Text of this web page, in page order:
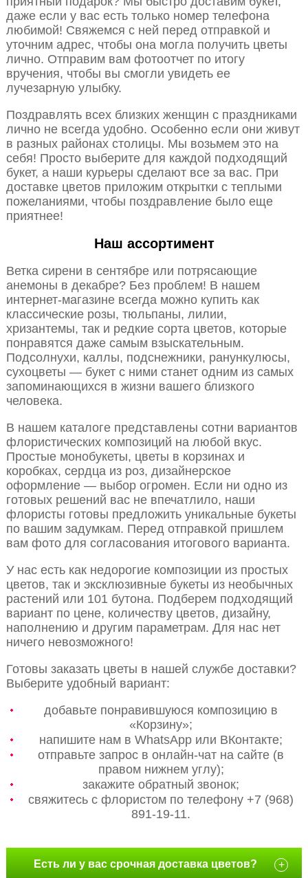
даже если у вас есть только номер телефона
любимой! Свяжемся с ней перед отправкой и
уточним адрес, чтобы она могла получить цветы
лично. Отправим вам фотоотчет по итогу
вручения, чтобы вы смогли увидеть ее
лучезарную улыбку.
Поздравлять всех близких женщин с праздниками
лично не всегда удобно. Особенно если они живут
в разных районах столицы. Мы возьмем это на
себя! Просто выберите для каждой подходящий
букет, а наши курьеры сделают все за вас. При
доставке цветов приложим открытки с теплыми
пожеланиями, чтобы поздравление было еще
приятнее!
Наш ассортимент
Ветка сирени в сентябре или потрясающие
анемоны в декабре? Без проблем! В нашем
интернет-магазине всегда можно купить как
классические розы, тюльпаны, лилии,
хризантемы, так и редкие сорта цветов, которые
понравятся даже самым взыскательным.
Подсолнухи, каллы, подснежники, ранункулюсы,
сухоцветы — букет с ними станет одним из самых
запоминающихся в жизни вашего близкого
человека.
В нашем каталоге представлены сотни вариантов
флористических композиций на любой вкус.
Простые монобукеты, цветы в корзинах и
коробках, сердца из роз, дизайнерское
оформление — выбор огромен. Если ни одно из
готовых решений вас не впечатлило, наши
флористы готовы предложить уникальные букеты
по вашим задумкам. Перед отправкой пришлем
вам фото для согласования итогового варианта.
У нас есть как недорогие композиции из простых
цветов, так и эксклюзивные букеты из необычных
растений или 101 бутона. Подберем подходящий
вариант по цене, количеству цветов, дизайну,
наполнению и другим параметрам. Для нас нет
ничего невозможного!
Готовы заказать цветы в нашей службе доставки?
Выберите удобный вариант:
добавьте понравившуюся композицию в
«Корзину»;
напишите нам в WhatsApp или ВКонтакте;
отправьте запрос в онлайн-чат на сайте (в
правом нижнем углу);
закажите обратный звонок;
свяжитесь с флористом по телефону +7 (968)
891-19-11.
Есть ли у вас срочная доставка цветов? +